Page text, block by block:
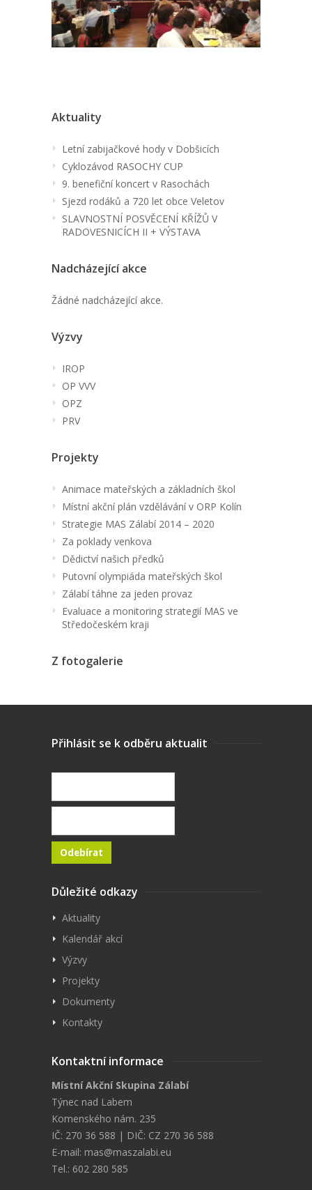
Aktuality
Letní zabijačkové hody v Dobšicích
Cyklozávod RASOCHY CUP
9. benefiční koncert v Rasochách
Sjezd rodáků a 720 let obce Veletov
SLAVNOSTNÍ POSVĚCENÍ KŘÍŽŮ V
RADOVESNICÍCH II + VÝSTAVA
Nadcházející akce
Žádné nadcházející akce.
Výzvy
IROP
OP VVV
OPZ
PRV
Projekty
Animace mateřských a základních škol
Místní akční plán vzdělávání v ORP Kolín
Strategie MAS Zálabí 2014 – 2020
Za poklady venkova
Dědictví našich předků
Putovní olympiáda mateřských škol
Zálabí táhne za jeden provaz
Evaluace a monitoring strategií MAS ve
Středočeském kraji
Z fotogalerie
Přihlásit se k odběru aktualit
Důležité odkazy
Aktuality
Kalendář akcí
Výzvy
Projekty
Dokumenty
Kontakty
Kontaktní informace
Místní Akční Skupina Zálabí
Týnec nad Labem
Komenského nám. 235
IČ: 270 36 588 | DIČ: CZ 270 36 588
E-mail: mas@maszalabi.eu
Tel.: 602 280 585